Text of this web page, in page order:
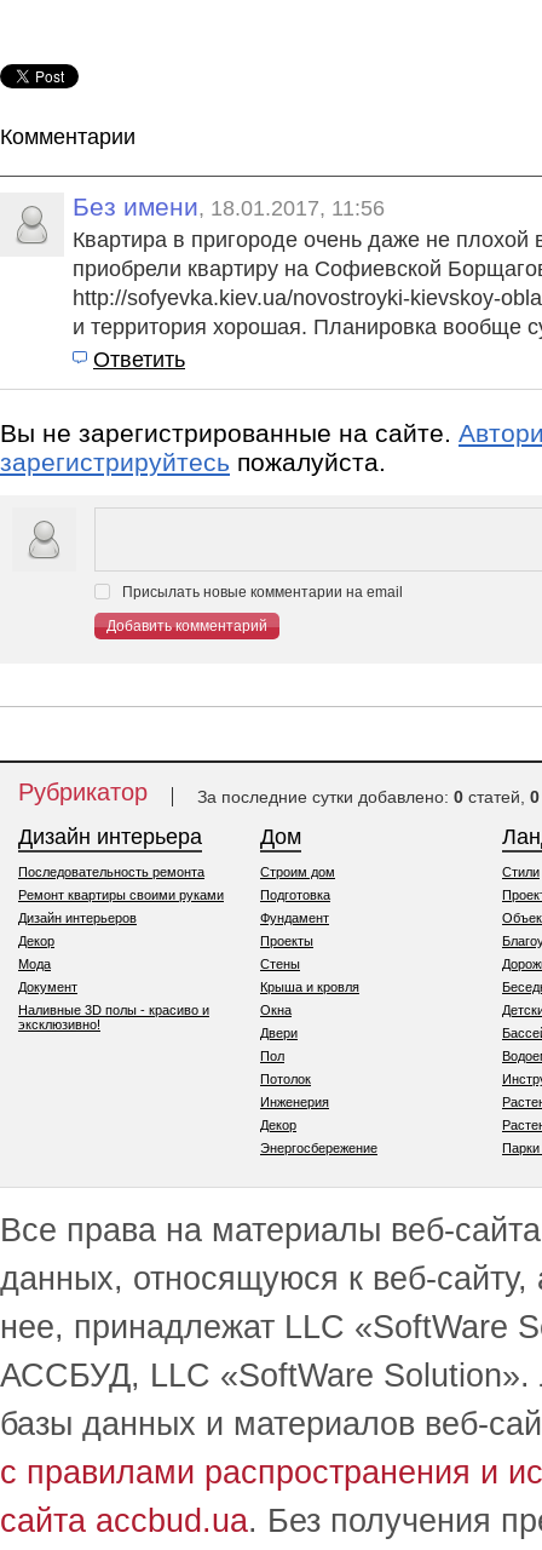
Комментарии
Без имени, 18.01.2017, 11:56
Квартира в пригороде очень даже не
приобрели квартиру на Софиевской
http://sofyevka.kiev.ua/novostroyki-kievskoy-
и территория хорошая. Планировка вообще
Ответить
Вы не зарегистрированные на сайте.
зарегистрируйтесь пожалуйста.
Присылать новые комментарии на email
Добавить комментарий
Рубрикатор За последние сутки добавлено: 0 статей, 0
Дизайн интерьера
Последовательность ремонта
Ремонт квартиры своими руками
Дизайн интерьеров
Декор
Мода
Документ
Наливные 3D полы - красиво и
эксклюзивно!
Дом
Строим дом
Подготовка
Фундамент
Проекты
Стены
Крыша и кровля
Окна
Двери
Пол
Потолок
Инженерия
Декор
Энергосбережение
Стили
Все права на материалы веб-
данных, относящуюся к веб-
нее, принадлежат LLC
АССБУД, LLC «SoftWare Solution».
базы данных и материалов веб-
с правилами распространения и
сайта accbud.ua. Без получения